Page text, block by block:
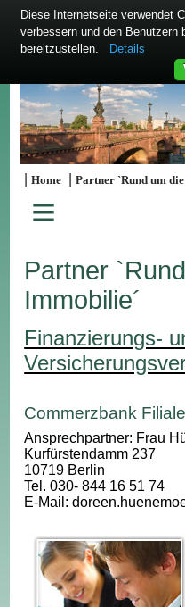
|Home |Partner `Rund um
≡
Partner
Immobilie´
Finanzierungs-
Commerzbank
Ansprechpartner: Frau
Kurfürstendamm 237
10719 Berlin
Tel. 030- 844 16 51 74
E-Mail:
Diese Internetseite verwendet
verbessern und den Benutzern
bereitzustellen.
Details